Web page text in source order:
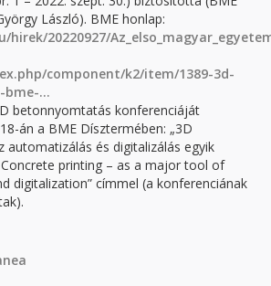
László). BME honlap:
20220927/
component/k2/item/1389-3d-
...
betonnyomtatás konferenciáját
án a BME Dísztermében: „3D
automatizálás és digitalizálás egyik
printing – as a major tool of
digitalization” címmel (a konferenciának